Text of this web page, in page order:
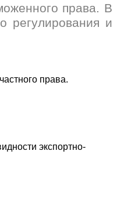
права. В
регулирования и